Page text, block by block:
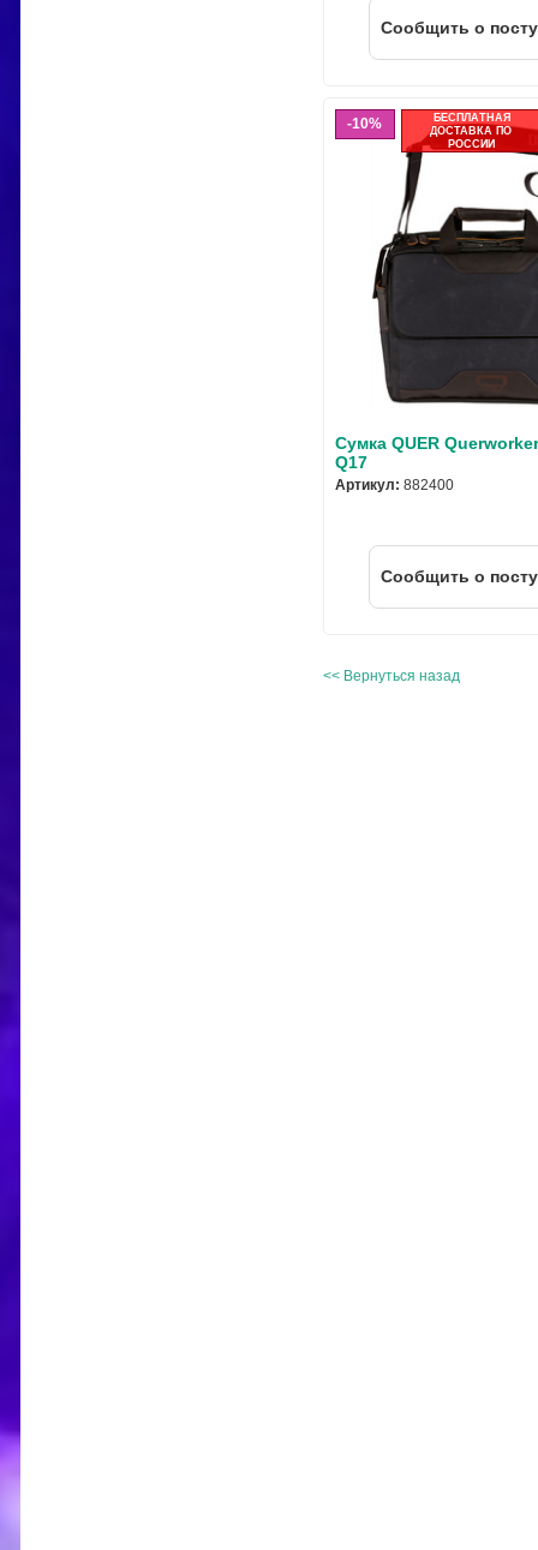
Cообщить о
10%
БЕСПЛАТНАЯ
ДОСТАВКА ПО
РОССИИ
Сумка QUER
Q17
Артикул: 882400
Cообщить о
<< Вернуться назад